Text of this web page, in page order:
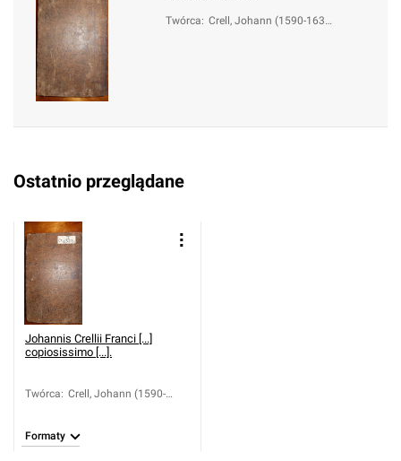
Twórca: Crell, Johann (1590-163
Ostatnio przeglądane
Johannis Crellii Franci [...]
copiosissimo [...].
Twórca: Crell, Johann (1590-
Formaty